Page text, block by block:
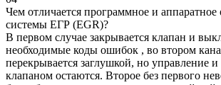
Чем отличается программное и
системы ЕГР (EGR)?
В первом случае закрывается клапан и
необходимые коды ошибок , во втором
перекрывается заглушкой, но управление и
клапаном остаются. Второе без первого